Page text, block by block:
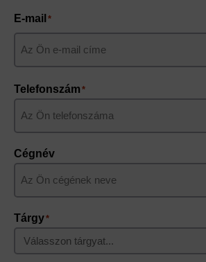
E-mail *
Telefonszám *
Cégnév
Tárgy*